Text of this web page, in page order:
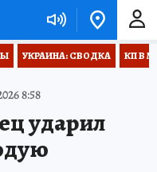
УКРАИНА: СВОДКА КП В
8:58
ударил